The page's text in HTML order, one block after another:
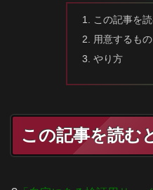
この記事を
用意するもの
やり方
この記事を読む